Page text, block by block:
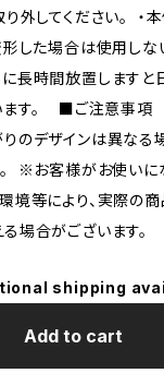
外してください。 ・
形した場合は使用しな
長時間放置しますと
ます。 ■ご注意事項
のデザインは異なる
※お客様がお使いに
境等により、実際の
場合がございます。
shipping
Add to cart